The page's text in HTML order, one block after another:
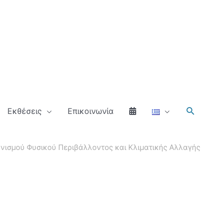
Εκθέσεις Επικοινωνία
Φυσικού Περιβάλλοντος και Κλιματικής Αλλαγής